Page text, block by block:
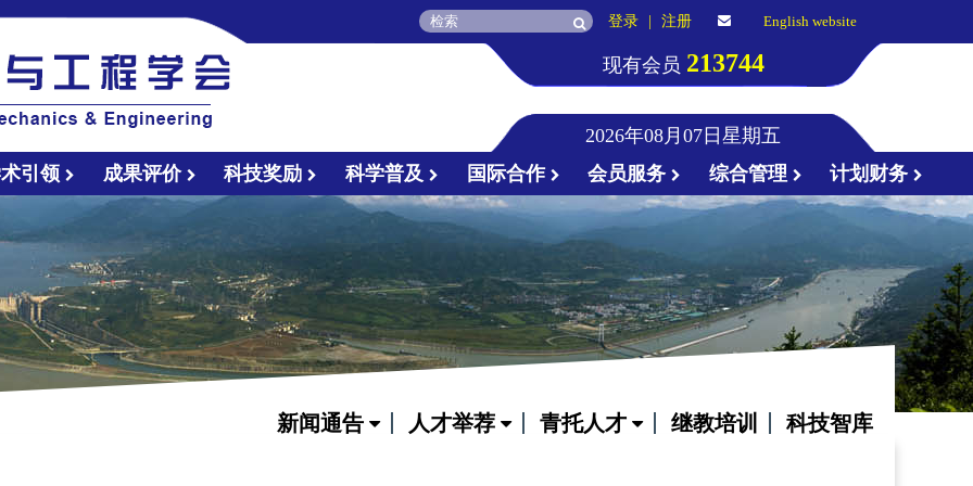
登录 注册 English website
现有会员 213744
2026年08月07日星期五
引领
成果评价 科技奖励 科学普及 国际合作 会员服务 综合管理 计划财务
新闻通告 人才举荐 青托人才 继教培训 科技智库